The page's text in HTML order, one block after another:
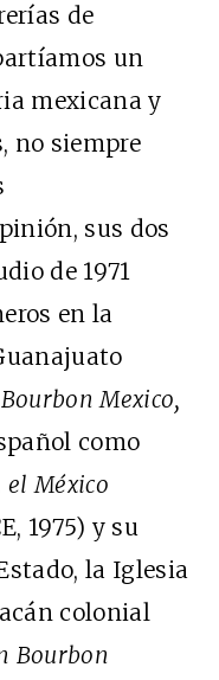
de
un
mexicana y
no siempre
sus dos
de 1971
en la
Mexico,
como
México
1975) y su
la Iglesia
colonial
Bourbon